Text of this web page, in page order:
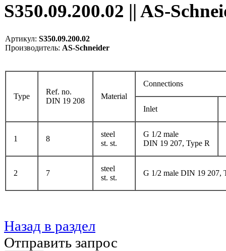
S350.09.200.02 || AS-
Артикул: S350.09.200.02
Производитель: AS-Schneider
Type
Ref. no.
DIN 19 208
Material
Connections
Inlet
1 8
steel
st. st.
G 1/2 male
DIN 19 207, Type R
2 7
steel
st. st.
G 1/2 male DIN 19 207,
Назад в раздел
Отправить запрос